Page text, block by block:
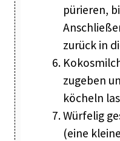
pürieren,
zurück in
zugeben
köcheln
Würfelig
(eine